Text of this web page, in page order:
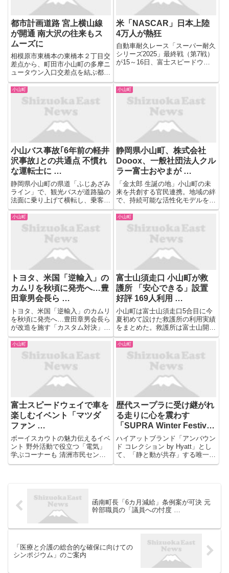
都市計画道路 宮上横山線
が開通 南大沢の往来もス
ムーズに
相模原市東橋本の東橋本２丁目交
差点から、町田市小山町の多摩ニ
ュータウン入口交差点を結ぶ都市
計画道路・宮上横山線が９月27
日に開通した。区間の相互アクセ
スの向上などを目的に２０１６年
から整備が進められてきた道路
で、国道16号の南橋本一丁目交
米「NASCAR」日本上陸
4万人が熱狂
自動車耐久レース「スーパー耐久
シリーズ2025」最終戦（第7戦）
が15～16日、富士スピードウェ
「NASCAR（ナスカー）」車両
が走行するイベントが行われ、過
去最多の延べ4万400人...
小山町
小山バス事故｢6年前の軽井
沢事故｣との共通点 不慣れ
な運転士に …
静岡県小山町の県道「ふじあざみ
ライン」で、観光バスが道路脇の
法面に乗り上げて横転し、乗客1
人が死亡、26人が重軽傷を負う
という甚大な事故が発生してか
ら、もうすぐ1カ月が経つ。 当初
は車両トラブルや飲酒運転など、
さまざまな原因が臆測として ....
小山町
静岡県小山町、株式会社
Dooox、一般社団法人クル
ラー富士おやまが …
「金太郎 生誕の地」小山町の未
来を共創する官民連携。地域の絆
で、持続可能な活性化モデルを築
く。 静岡県駿東郡小山町（町
長：込山 正秀）、株式会社
Dooox（本社：東京都品川区、代
表取締役：久保寺 亮介）、一般
社団法人クルラー富士おやま（所
小山町
トヨタ、米国「逆輸入」の
カムリを秋頃に発売へ…豊
田章男会長ら …
トヨタ、米国「逆輸入」のカムリ
を秋頃に発売へ…豊田章男会長ら
が改造を施す「カスタム対決」も
...
小山町
富士山須走口 小山町が救
護所 「安心できる」設置
好評 169人利用 …
小山町は富士山須走口5合目に今
夏初めて設けた救護所の利用実績
をまとめた。救護所は富士山開山
期間の7月10日～9月10日に設け
られ、利用者は計169人だった。
町健康増進課の荻原大介・課長補
佐は「『安心できる』と山小屋関
係者や登山者からは好評だ...
小山町
富士スピードウェイで車を
楽しむイベント「マツダ
ファン …
ボーイスカウトの魅力伝えるイベ
ント 野外活動で役立つ「電気」
学ぶコーナーも 清洲市民センタ
ーで5日午後3時半まで 愛知・清
小山町
歴代スープラに受け継がれ
る走りに心を震わす
「SUPRA Winter Festival
…
ハイアットブランド「アンバウン
ド コレクション by Hyatt」とし
て、「静と動が共存」する唯一無
二の環境のなか、お客様と共にこ
函南町長「6カ月減給」条例案が可決 元
幹部職員の「議員への忖度 …
「医療と介護の総合的な確保に向けての
シンポジウム」のご案内